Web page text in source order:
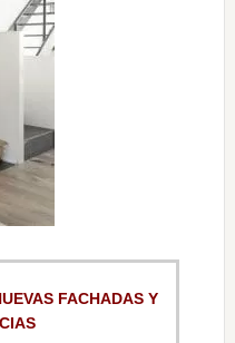
FACHADAS Y